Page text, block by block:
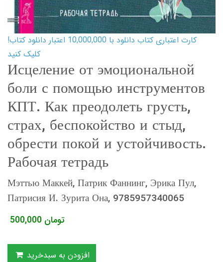
کارت اعتباری کتاب دانلود با 10,000,000 اعتبار دانلود کتاب!
کلیک کنید
Исцеление от эмоциональной
боли с помощью инструментов
КПТ. Как преодолеть грусть,
страх, беспокойство и стыд,
обрести покой и устойчивость.
Рабочая тетрадь
Мэттью Маккей, Патрик Фаннинг, Эрика Пул,
Патрисия И. Зурита Она, 9785957340065
500,000 تومان
افزودن به سبدخرید